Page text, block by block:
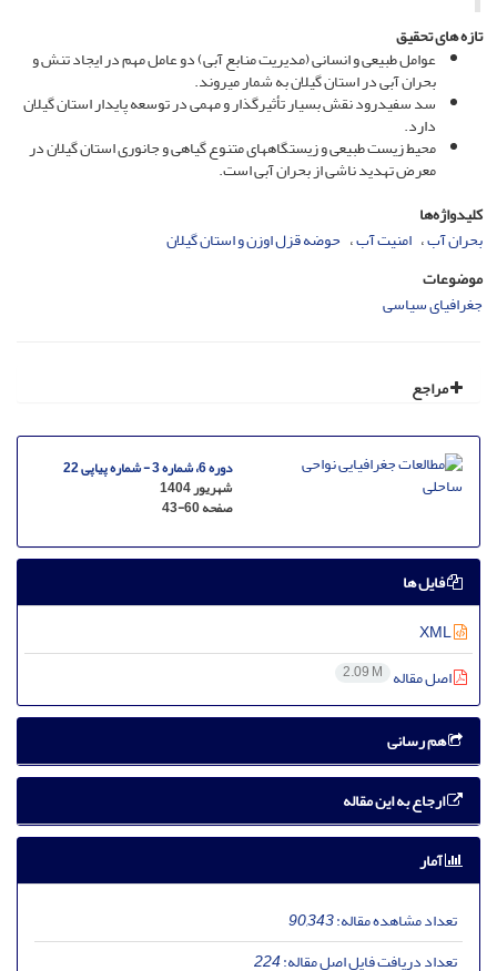
تازه های تحقیق
عوامل طبیعی و انسانی (مدیریت منابع آبی) دو عامل مهم در ایجاد تنش و
بحران آبی در استان گیلان به شمار می­روند.
سد سفیدرود نقش بسیار تأثیرگذار و مهمی در توسعه پایدار استان گیلان
دارد.
محیط زیست طبیعی و زیستگاه­های متنوع گیاهی و جانوری استان گیلان در
معرض تهدید ناشی از بحران آبی است.
کلیدواژه‌ها
بحران آب امنیت آب حوضه قزل اوزن و استان گیلان
موضوعات
جغرافیای سیاسی
مراجع
دوره 6، شماره 3 - شماره پیاپی 22
شهریور 1404
صفحه43-60
فایل ها
اصل مقاله 2.09 M
هم رسانی
ارجاع به این مقاله
آمار
تعداد مشاهده مقاله:90,343
تعداد دریافت فایل اصل مقاله:224